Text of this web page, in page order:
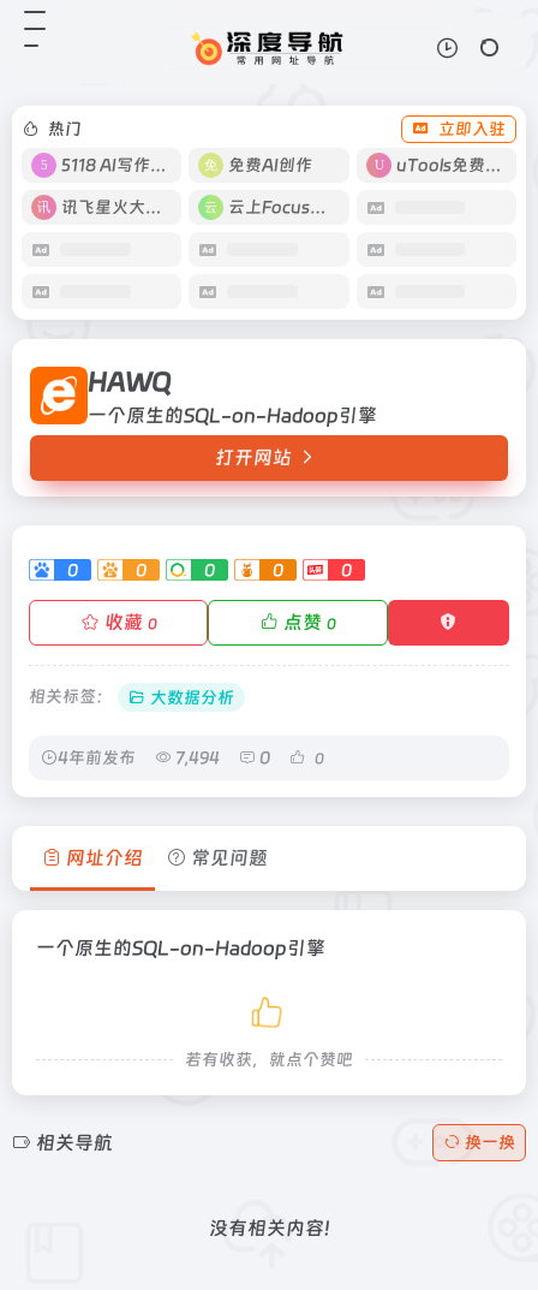
热门
立即入驻
5118 AI写作工具
免费AI创作 uTools免费工具箱
讯飞星火大模型 云上Focus接码
HAWQ
一个原生的SQL-on-Hadoop引擎
打开网站
0 0 0 0 0
收藏 0 点赞 0
相关标签： 大数据分析
4年前发布 7,494 0 0
网址介绍 常见问题
一个原生的SQL-on-Hadoop引擎
若有收获，就点个赞吧
相关导航 换一换
没有相关内容!